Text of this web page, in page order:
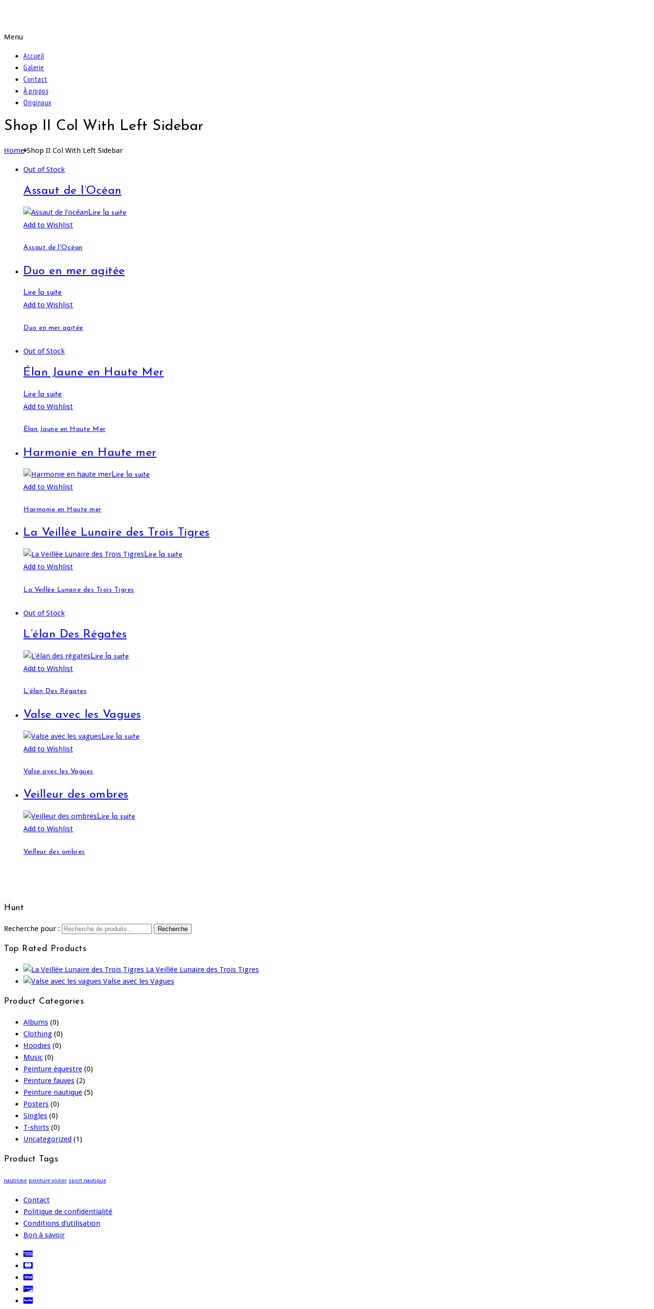
Menu
Accueil
Galerie
Contact
À propos
Originaux
Shop II Col With Left Sidebar
Home Shop II Col With Left Sidebar
Out of Stock
Assaut de l’Océan
Lire la suite
Add to Wishlist
Assaut de l'Océan
Duo en mer agitée
Lire la suite
Add to Wishlist
Duo en mer agitée
Out of Stock
Élan Jaune en Haute Mer
Lire la suite
Add to Wishlist
Élan Jaune en Haute Mer
Harmonie en Haute mer
Lire la suite
Add to Wishlist
Harmonie en Haute mer
La Veillée Lunaire des Trois Tigres
Lire la suite
Add to Wishlist
La Veillée Lunaire des Trois Tigres
Out of Stock
L’élan Des Régates
Lire la suite
Add to Wishlist
L’élan Des Régates
Valse avec les Vagues
Lire la suite
Add to Wishlist
Valse avec les Vagues
Veilleur des ombres
Lire la suite
Add to Wishlist
Veilleur des ombres
Hunt
Recherche pour : Recherche
Top Rated Products
La Veillée Lunaire des Trois Tigres
Valse avec les Vagues
Product Categories
Albums (0)
Clothing (0)
Hoodies (0)
Music (0)
Peinture équestre (0)
Peinture fauves (2)
Peinture nautique (5)
Posters (0)
Singles (0)
T-shirts (0)
Uncategorized (1)
Product Tags
nautisme peinture voilier sport nautique
Contact
Politique de confidentialité
Conditions d’utilisation
Bon à savoir